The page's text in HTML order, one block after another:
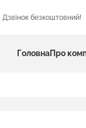
Дзвінок безкоштовний!
ГоловнаПро